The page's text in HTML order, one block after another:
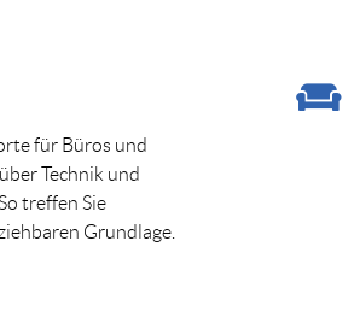
für Büros und
Technik und
treffen Sie
Grundlage.